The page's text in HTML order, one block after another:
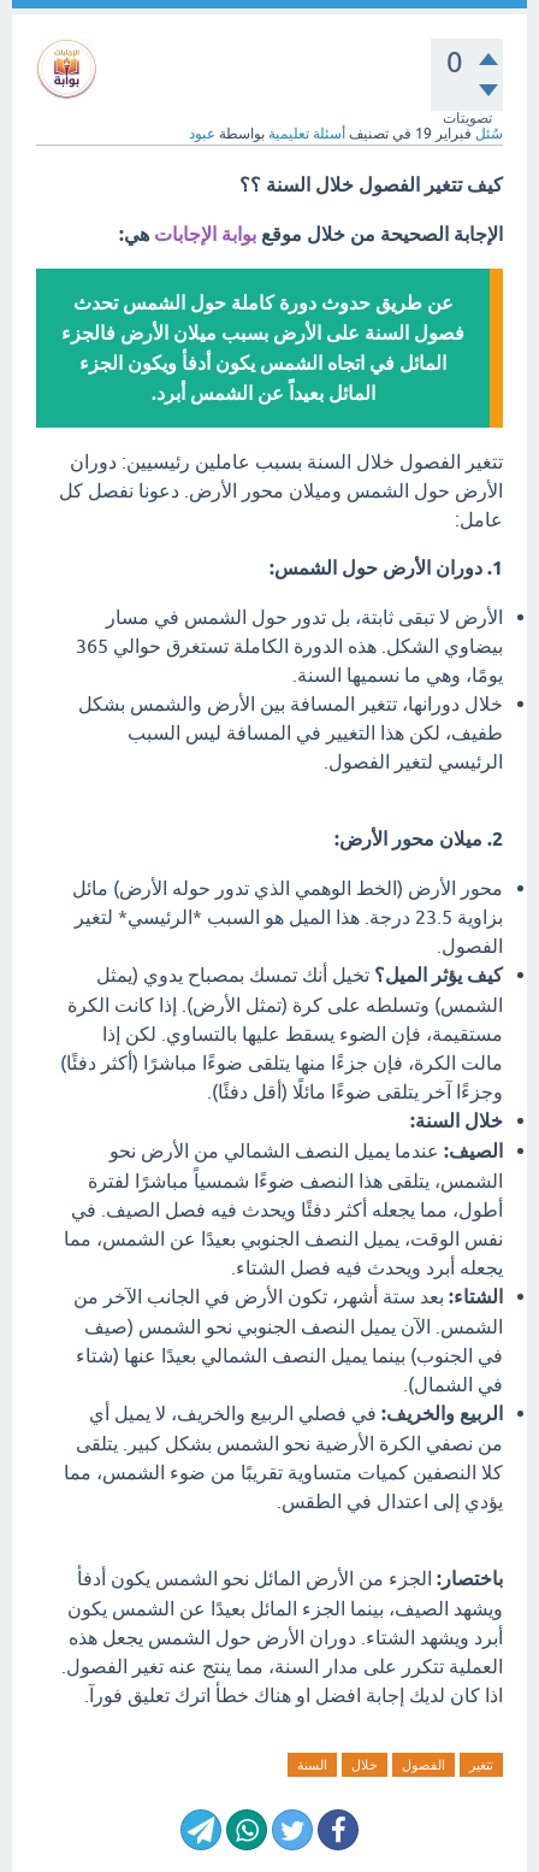
0
تصويتات
سُئل فبراير 19 في تصنيف أسئلة تعليمية بواسطة عبود
كيف تتغير الفصول خلال السنة ؟؟
الإجابة الصحيحة من خلال موقع بوابة الإجابات هي:
عن طريق حدوث دورة كاملة حول الشمس تحدث
فصول السنة على الأرض بسبب ميلان الأرض فالجزء
المائل في اتجاه الشمس يكون أدفأ ويكون الجزء
المائل بعيداً عن الشمس أبرد.
تتغير الفصول خلال السنة بسبب عاملين رئيسيين: دوران
الأرض حول الشمس وميلان محور الأرض. دعونا نفصل كل
عامل:
1. دوران الأرض حول الشمس:
الأرض لا تبقى ثابتة، بل تدور حول الشمس في مسار
بيضاوي الشكل. هذه الدورة الكاملة تستغرق حوالي 365
يومًا، وهي ما نسميها السنة.
خلال دورانها، تتغير المسافة بين الأرض والشمس بشكل
طفيف، لكن هذا التغيير في المسافة ليس السبب
الرئيسي لتغير الفصول.
2. ميلان محور الأرض:
محور الأرض (الخط الوهمي الذي تدور حوله الأرض) مائل
بزاوية 23.5 درجة. هذا الميل هو السبب *الرئيسي* لتغير
الفصول.
كيف يؤثر الميل؟ تخيل أنك تمسك بمصباح يدوي (يمثل
الشمس) وتسلطه على كرة (تمثل الأرض). إذا كانت الكرة
مستقيمة، فإن الضوء يسقط عليها بالتساوي. لكن إذا
مالت الكرة، فإن جزءًا منها يتلقى ضوءًا مباشرًا (أكثر دفئًا)
وجزءًا آخر يتلقى ضوءًا مائلًا (أقل دفئًا).
خلال السنة:
الصيف: عندما يميل النصف الشمالي من الأرض نحو
الشمس، يتلقى هذا النصف ضوءًا شمسياً مباشرًا لفترة
أطول، مما يجعله أكثر دفئًا ويحدث فيه فصل الصيف. في
نفس الوقت، يميل النصف الجنوبي بعيدًا عن الشمس، مما
يجعله أبرد ويحدث فيه فصل الشتاء.
الشتاء: بعد ستة أشهر، تكون الأرض في الجانب الآخر من
الشمس. الآن يميل النصف الجنوبي نحو الشمس (صيف
في الجنوب) بينما يميل النصف الشمالي بعيدًا عنها (شتاء
في الشمال).
الربيع والخريف: في فصلي الربيع والخريف، لا يميل أي
من نصفي الكرة الأرضية نحو الشمس بشكل كبير. يتلقى
كلا النصفين كميات متساوية تقريبًا من ضوء الشمس، مما
يؤدي إلى اعتدال في الطقس.
باختصار: الجزء من الأرض المائل نحو الشمس يكون أدفأ
ويشهد الصيف، بينما الجزء المائل بعيدًا عن الشمس يكون
أبرد ويشهد الشتاء. دوران الأرض حول الشمس يجعل هذه
العملية تتكرر على مدار السنة، مما ينتج عنه تغير الفصول.
اذا كان لديك إجابة افضل او هناك خطأ اترك تعليق فورآ.
تتغير الفصول خلال السنة